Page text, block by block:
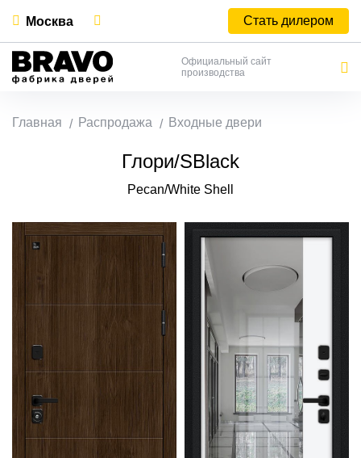
Москва Стать дилером
Официальный сайт
производства
Главная Распродажа Входные двери
Глори/SBlack
Pecan/White Shell